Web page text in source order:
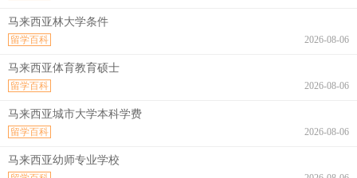
马来西亚林大学条件
2026-08-06
留学百科
马来西亚体育教育硕士
2026-08-06
留学百科
马来西亚城市大学本科学费
2026-08-06
留学百科
马来西亚幼师专业学校